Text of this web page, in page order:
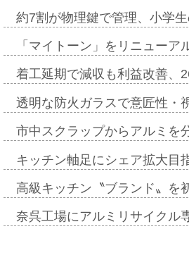
約7割が物理鍵で管理、小学
「マイトーン」をリニュー
着工延期で減収も利益改善
透明な防火ガラスで意匠性
市中スクラップからアルミ
キッチン軸足にシェア拡大目
高級キッチン〝ブランド〟
奈呉工場にアルミリサイク